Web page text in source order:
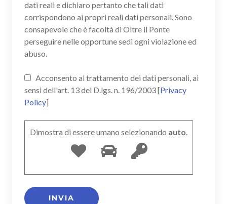
dati reali e dichiaro pertanto che tali dati
corrispondono ai propri reali dati personali. Sono
consapevole che è facoltà di Oltre il Ponte
perseguire nelle opportune sedi ogni violazione ed
abuso.
Acconsento al trattamento dei dati personali, ai
sensi dell'art. 13 del D.lgs. n. 196/2003 [Privacy
Policy]
Dimostra di essere umano selezionando auto.